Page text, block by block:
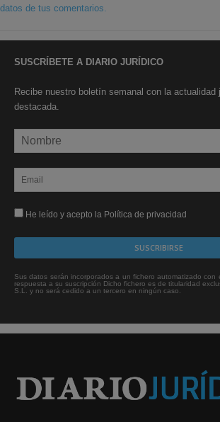
datos de tus comentarios.
SUSCRÍBETE A DIARIO JURÍDICO
Recibe nuestro boletín semanal con la actualidad
destacada.
He leído y acepto la Política de privacidad
Sus datos serán incorporados a un fichero automatizado con
respuesta a su suscripción Dicho fichero es de titularidad
S.L. y no será cedido a un tercero en ningún caso.